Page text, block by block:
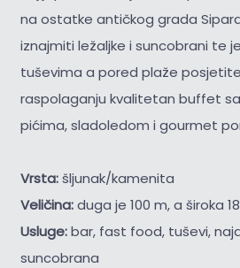
na ostatke antičkog grada
iznajmiti ležaljke i suncobrani te
tuševima a pored plaže
raspolaganju kvalitetan buffet
pićima, sladoledom i gourmet
Vrsta:šljunak/kamenita
Veličina:duga je 100 m, a široka
Usluge:bar, fast food, tuševi,
suncobrana